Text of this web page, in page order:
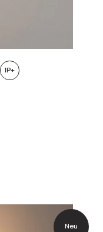
IP+
Neu